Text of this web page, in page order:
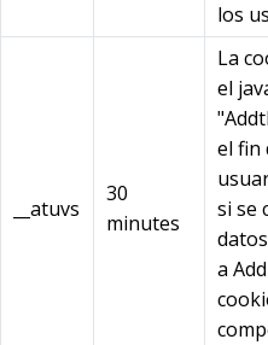
los
__atuvs
30
minutes
La
el
el fin
si se
a